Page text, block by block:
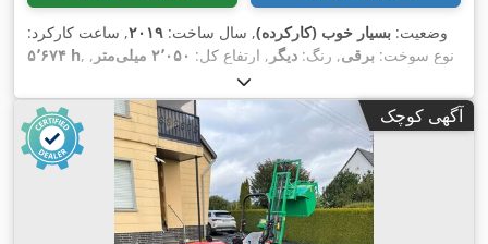
وضعیت: بسیار خوب (کارکرده), سال ساخت: ۲۰۱۹, ساعت کارکرد:
۵٬۶۷۴ h
, نوع سوخت: برقی, رنگ: دیگر , ارتفاع کل: ۲٬۰۵۰ میلی‌متر
,
آگهی کوچک